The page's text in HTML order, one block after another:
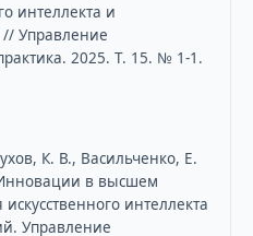
интеллекта и
Управление
2025. Т. 15. № 1-1.
К. В., Васильченко, Е.
в высшем
интеллекта
Управление